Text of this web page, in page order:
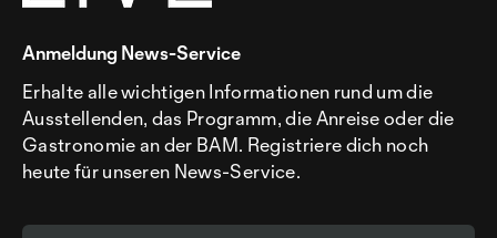
Anmeldung News-Service
Erhalte alle wichtigen Informationen rund um die
Ausstellenden, das Programm, die Anreise oder die
Gastronomie an der BAM. Registriere dich noch
heute für unseren News-Service.